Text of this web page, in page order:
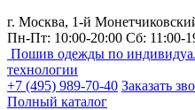
г. Москва, 1-й
Пн-Пт: 10:00-20:00 Сб: 11:00-
Пошив одежды по
технологии
+7 (495) 989-70-40 Заказать
Полный каталог